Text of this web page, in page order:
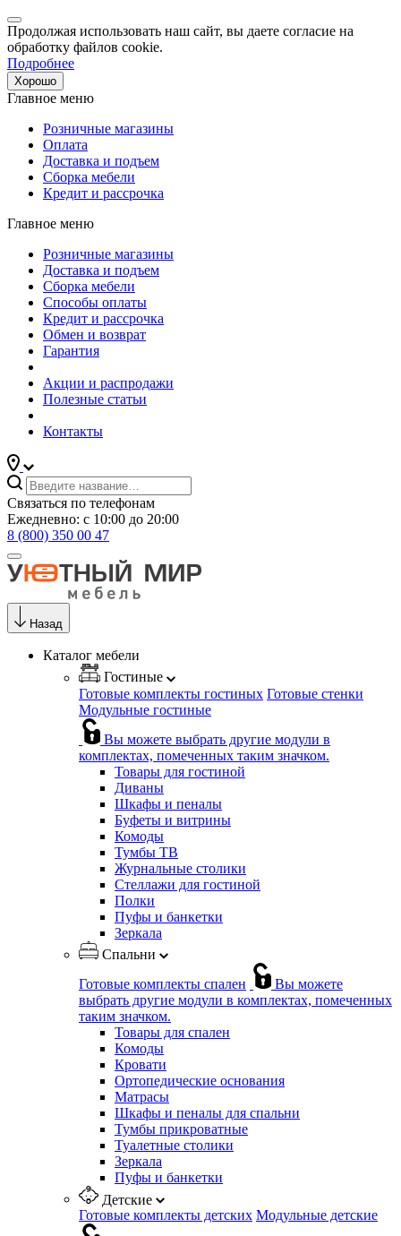
Продолжая использовать наш сайт, вы даете согласие на
обработку файлов cookie.
Подробнее
Хорошо
Главное меню
Розничные магазины
Оплата
Доставка и подъем
Сборка мебели
Кредит и рассрочка
Главное меню
Розничные магазины
Доставка и подъем
Сборка мебели
Способы оплаты
Кредит и рассрочка
Обмен и возврат
Гарантия
Акции и распродажи
Полезные статьи
Контакты
Связаться по телефонам
Ежедневно: с 10:00 до 20:00
8 (800) 350 00 47
Назад
Каталог мебели
Гостиные
Готовые комплекты гостиных Готовые стенки
Модульные гостиные
Вы можете выбрать другие модули в
комплектах, помеченных таким значком.
Товары для гостиной
Диваны
Шкафы и пеналы
Буфеты и витрины
Комоды
Тумбы ТВ
Журнальные столики
Стеллажи для гостиной
Полки
Пуфы и банкетки
Зеркала
Спальни
Готовые комплекты спален
Вы можете
выбрать другие модули в комплектах, помеченных
таким значком.
Товары для спален
Комоды
Кровати
Ортопедические основания
Матрасы
Шкафы и пеналы для спальни
Тумбы прикроватные
Туалетные столики
Зеркала
Пуфы и банкетки
Детские
Готовые комплекты детских Модульные детские